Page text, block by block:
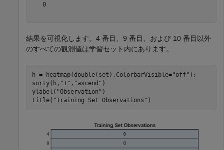
   0
結果を可視化します。4 番目、9 番目、および 10 番目以外
のすべての観測値は学習セット内にあります。
h = heatmap(double(set),ColorbarVisible="off" );
sorty(h, "1" , "ascend" )
ylabel( "Observation" )
title( "Training Set Observations" )